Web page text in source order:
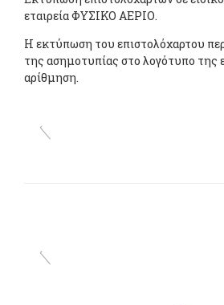
εταιρεία ΦΥΣΙΚΟ ΑΕΡΙΟ.
Η εκτύπωση του επιστολόχαρτου
της ασημοτυπίας στο λογότυπο της
αρίθμηση.